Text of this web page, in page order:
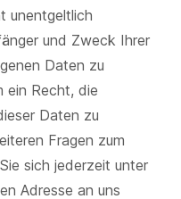
unentgeltlich
und Zweck Ihrer
Daten zu
ein Recht, die
Daten zu
Fragen zum
sich jederzeit unter
Adresse an uns